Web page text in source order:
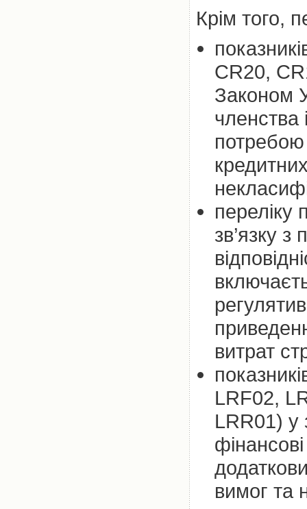
Крім того,
CR20,
Законом
членства
потребою
переліку
зв’язку з
витрат
LRF02,
LRR01) у
вимог та